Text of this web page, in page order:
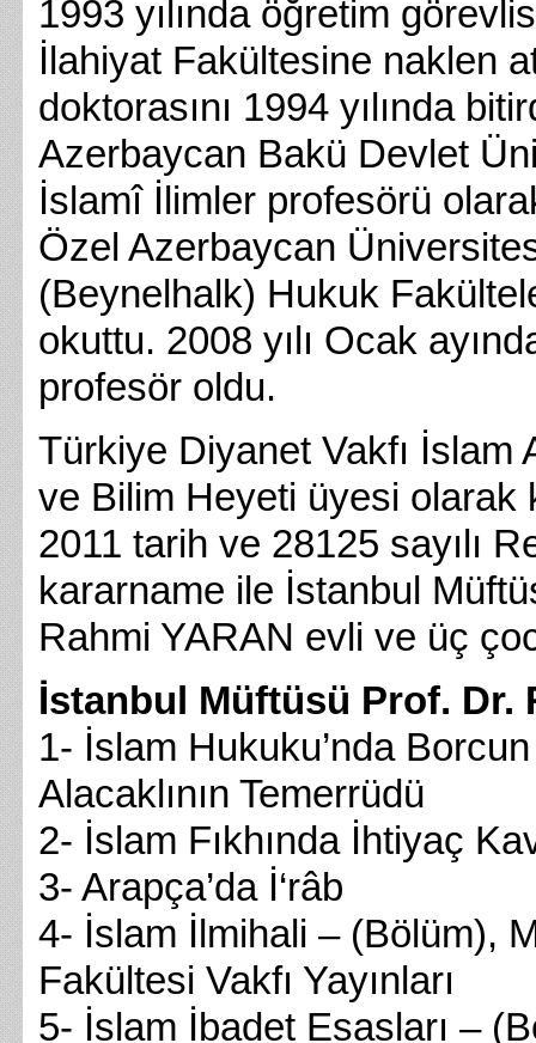
1993 yılında öğretim
İlahiyat Fakültesine naklen
doktorasını 1994 yılında
Azerbaycan Bakü Devlet
İslamî İlimler profesörü
Özel Azerbaycan
(Beynelhalk) Hukuk
okuttu. 2008 yılı Ocak
profesör oldu.
Türkiye Diyanet Vakfı İslam
ve Bilim Heyeti üyesi olarak
2011 tarih ve 28125 sayılı
kararname ile İstanbul
Rahmi YARAN evli ve üç
İstanbul Müftüsü Prof. Dr.
1- İslam Hukuku’nda
Alacaklının Temerrüdü
2- İslam Fıkhında İhtiyaç
3- Arapça’da İ‘râb
4- İslam İlmihali – (Bölüm),
Fakültesi Vakfı Yayınları
5- İslam İbadet Esasları –